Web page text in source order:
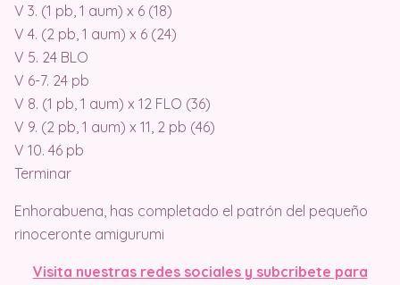
V 3. (1 pb, 1 aum) x 6 (18)
V 4. (2 pb, 1 aum) x 6 (24)
V 5. 24 BLO
V 6-7. 24 pb
V 8. (1 pb, 1 aum) x 12 FLO (36)
V 9. (2 pb, 1 aum) x 11, 2 pb (46)
V 10. 46 pb
Terminar
Enhorabuena, has completado el patrón del pequeño
rinoceronte amigurumi
Visita nuestras redes sociales y subcribete para